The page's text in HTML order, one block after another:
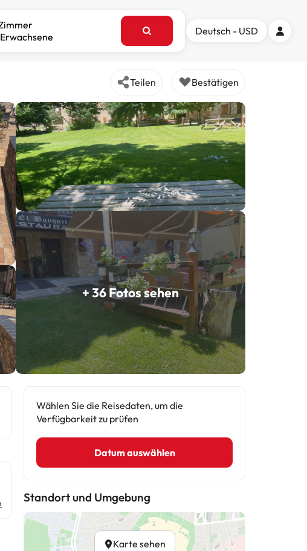
Deutsch - USD
Teilen Bestätigen
+ 36 Fotos sehen
Wählen Sie die Reisedaten, um die
Verfügbarkeit zu prüfen
Datum auswählen
Standort und Umgebung
Karte sehen